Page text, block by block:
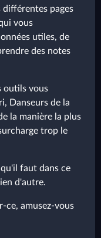
pages
vous
utiles, de
des notes
outils vous
Danseurs de la
la manière la plus
trop le
faut dans ce
d'autre.
ce, amusez-vous